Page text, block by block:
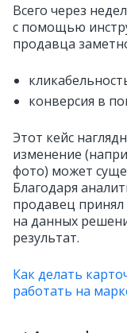
Всего через
с помощью
продавца
конверсия в
Этот кейс
изменение
фото) может
Благодаря
продавец принял
на данных
результат.
Как делать
работать на